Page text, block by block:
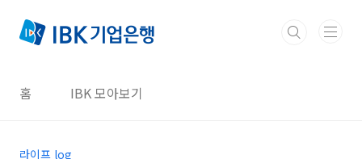
홈 IBK 모아보기
라이프 log